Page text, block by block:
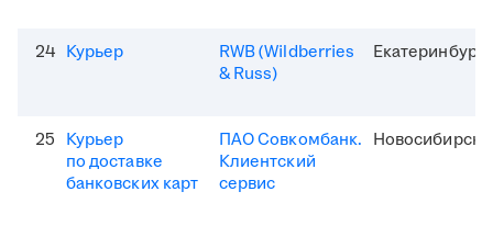
24 Курьер
RWB (Wildberries
& Russ)
Екатеринбург
25 Курьер
по доставке
банковских карт
ПАО Совкомбанк.
Клиентский
сервис
Новосибирск